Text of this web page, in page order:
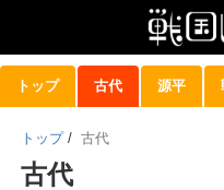
トップ 古代 源平
トップ / 古代
古代